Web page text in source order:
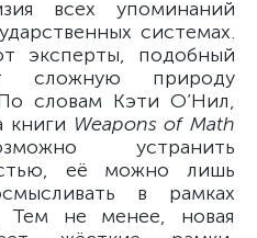
всех упоминаний
системах.
эксперты, подобный
сложную природу
словам Кэти О’Нил,
книги Weapons of Math
устранить
её можно лишь
в рамках
Тем не менее, новая